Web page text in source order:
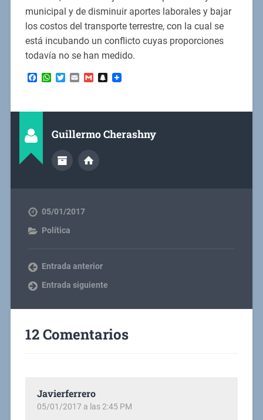
municipal y de disminuir aportes laborales y bajar
los costos del transporte terrestre, con la cual se
está incubando un conflicto cuyas proporciones
todavía no se han medido.
Facebook
WhatsApp
TwitterEmailGmailSnapchat
Guillermo Cherashny
05/01/2017
Política
Entrada anterior
Entrada siguiente
12 Comentarios
Javierferrero
05/01/2017 a las 2:45 PM